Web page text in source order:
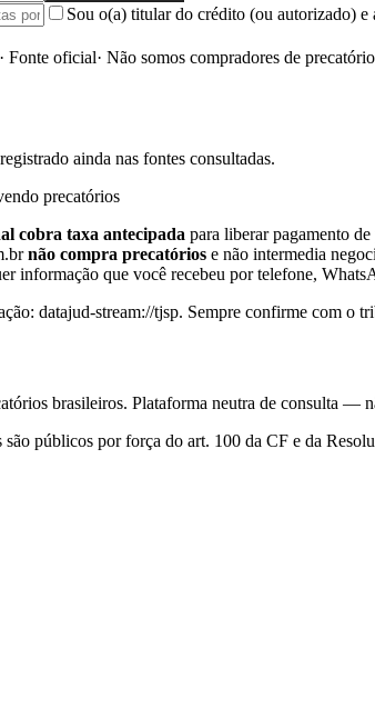
Sou o(a) titular do crédito (ou autorizado) e
· Fonte oficial· Não somos compradores de
ainda nas fontes consultadas.
precatórios
cobra taxa antecipada para liberar pagamento
não compra precatórios e não intermedia
informação que você recebeu por telefone,
datajud-stream://tjsp. Sempre confirme com o
brasileiros. Plataforma neutra de consulta —
são públicos por força do art. 100 da CF e da